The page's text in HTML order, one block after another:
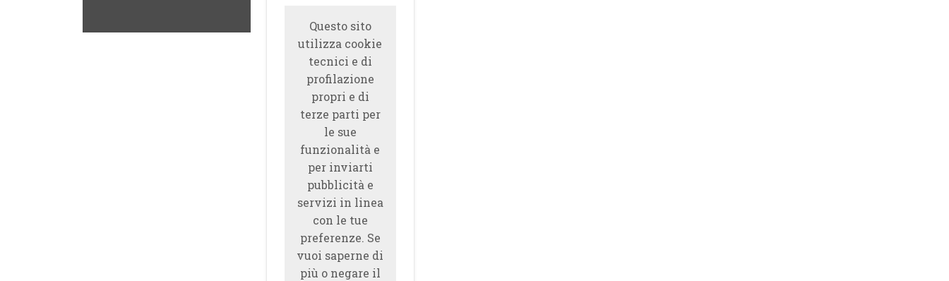
Questo sito
utilizza cookie
tecnici e di
profilazione
propri e di
terze parti per
le sue
funzionalità e
per inviarti
pubblicità e
servizi in linea
con le tue
preferenze. Se
vuoi saperne di
più o negare il